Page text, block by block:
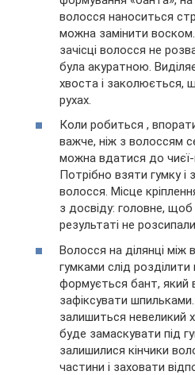
волосся наноситься
можна замінити
зачісці волосся не
була акуратною.
хвоста і заколюється,
рухах.
Коли робиться ,
важче, ніж з волоссям
можна вдатися до
Потрібно взяти гумку і
волосся. Місце
з досвіду: головне,
результаті не
Волосся на ділянці
гумками слід розділити
формується бант, який
зафіксувати
залишиться невеликий
буде замаскувати під
залишилися кінчики
частини і заховати